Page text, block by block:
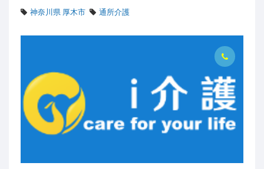
神奈川県 厚木市
通所介護